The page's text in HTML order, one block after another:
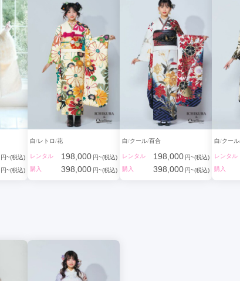
円~(税込)
円~(税込)
白 レトロ 花
レンタル 198,000 円~(税込)
購入
398,000 円~(税込)
白 クール 百合
レンタル 198,000 円~(税込)
購入
398,000 円~(税込)
白 クール
レンタル
購入